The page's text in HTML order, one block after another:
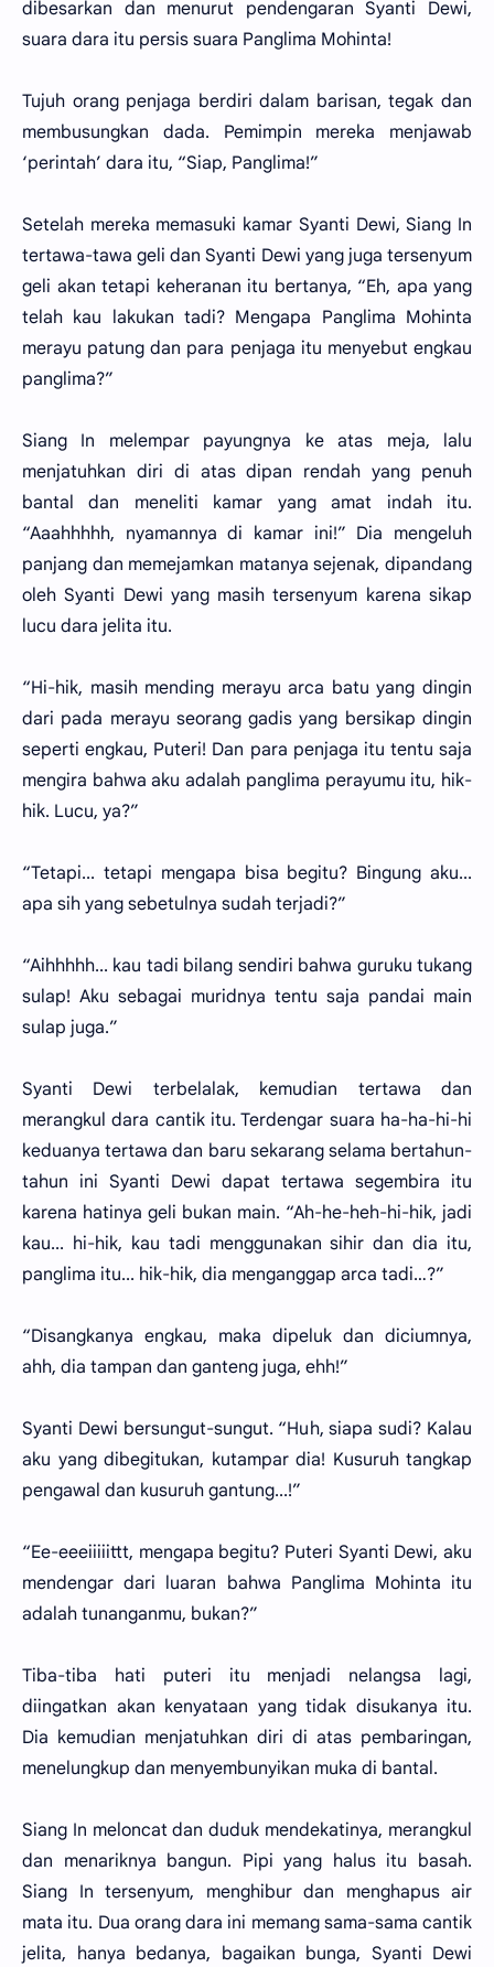
dibesarkan dan menurut pendengaran Syanti Dewi,
suara dara itu persis suara Panglima Mohinta!
Tujuh orang penjaga berdiri dalam barisan, tegak dan
membusungkan dada. Pemimpin mereka menjawab
‘perintah’ dara itu, “Siap, Panglima!”
Setelah mereka memasuki kamar Syanti Dewi, Siang In
tertawa-tawa geli dan Syanti Dewi yang juga tersenyum
geli akan tetapi keheranan itu bertanya, “Eh, apa yang
telah kau lakukan tadi? Mengapa Panglima Mohinta
merayu patung dan para penjaga itu menyebut engkau
panglima?”
Siang In melempar payungnya ke atas meja, lalu
menjatuhkan diri di atas dipan rendah yang penuh
bantal dan meneliti kamar yang amat indah itu.
“Aaahhhhh, nyamannya di kamar ini!” Dia mengeluh
panjang dan memejamkan matanya sejenak, dipandang
oleh Syanti Dewi yang masih tersenyum karena sikap
lucu dara jelita itu.
“Hi-hik, masih mending merayu arca batu yang dingin
dari pada merayu seorang gadis yang bersikap dingin
seperti engkau, Puteri! Dan para penjaga itu tentu saja
mengira bahwa aku adalah panglima perayumu itu, hik-
hik. Lucu, ya?”
“Tetapi... tetapi mengapa bisa begitu? Bingung aku...
apa sih yang sebetulnya sudah terjadi?”
“Aihhhhh... kau tadi bilang sendiri bahwa guruku tukang
sulap! Aku sebagai muridnya tentu saja pandai main
sulap juga.”
Syanti Dewi terbelalak, kemudian tertawa dan
merangkul dara cantik itu. Terdengar suara ha-ha-hi-hi
keduanya tertawa dan baru sekarang selama bertahun-
tahun ini Syanti Dewi dapat tertawa segembira itu
karena hatinya geli bukan main. “Ah-he-heh-hi-hik, jadi
kau... hi-hik, kau tadi menggunakan sihir dan dia itu,
panglima itu... hik-hik, dia menganggap arca tadi…?”
“Disangkanya engkau, maka dipeluk dan diciumnya,
ahh, dia tampan dan ganteng juga, ehh!”
Syanti Dewi bersungut-sungut. “Huh, siapa sudi? Kalau
aku yang dibegitukan, kutampar dia! Kusuruh tangkap
pengawal dan kusuruh gantung...!”
“Ee-eeeiiiiittt, mengapa begitu? Puteri Syanti Dewi, aku
mendengar dari luaran bahwa Panglima Mohinta itu
adalah tunanganmu, bukan?”
Tiba-tiba hati puteri itu menjadi nelangsa lagi,
diingatkan akan kenyataan yang tidak disukanya itu.
Dia kemudian menjatuhkan diri di atas pembaringan,
menelungkup dan menyembunyikan muka di bantal.
Siang In meloncat dan duduk mendekatinya, merangkul
dan menariknya bangun. Pipi yang halus itu basah.
Siang In tersenyum, menghibur dan menghapus air
mata itu. Dua orang dara ini memang sama-sama cantik
jelita, hanya bedanya, bagaikan bunga, Syanti Dewi